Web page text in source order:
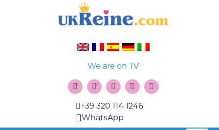
We are on TV
+39 320 114 1246
WhatsApp